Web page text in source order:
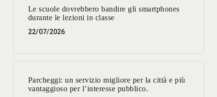
Le scuole dovrebbero bandire gli smartphones
durante le lezioni in classe
22/07/2026
Parcheggi: un servizio migliore per la città e più
vantaggioso per l’interesse pubblico.